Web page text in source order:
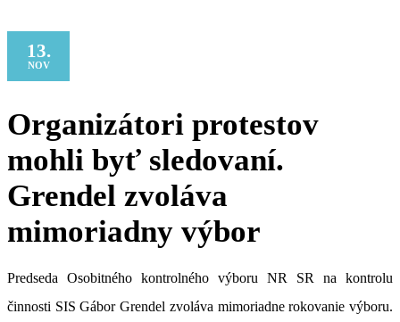
13.
NOV
Organizátori protestov
mohli byť sledovaní.
Grendel zvoláva
mimoriadny výbor
Predseda Osobitného kontrolného výboru NR SR na kontrolu
činnosti SIS Gábor Grendel zvoláva mimoriadne rokovanie výboru.